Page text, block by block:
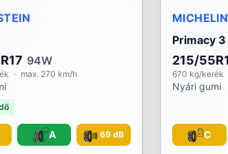
94W
· max. 270 km/h
A 69 dB
MICHELIN
Primacy 3
215/
670 kg/kerék
Nyári gumi
C